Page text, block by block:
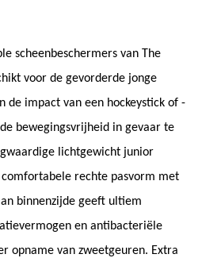
scheenbeschermers van The
voor de gevorderde jonge
de impact van een hockeystick of -
bewegingsvrijheid in gevaar te
lichtgewicht junior
rechte pasvorm met
binnenzijde geeft ultiem
en antibacteriële
opname van zweetgeuren. Extra